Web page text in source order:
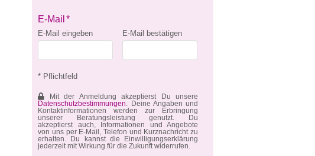
E-Mail *
E-Mail eingeben E-Mail bestätigen
* Pflichtfeld
Mit der Anmeldung akzeptierst Du unsere
Datenschutzbestimmungen. Deine Angaben und
Kontaktinformationen werden zur Erbringung
unserer Beratungsleistung genutzt. Du
akzeptierst auch, Informationen und Angebote
von uns per E-Mail, Telefon und Kurznachricht zu
erhalten. Du kannst die Einwilligungserklärung
jederzeit mit Wirkung für die Zukunft widerrufen.